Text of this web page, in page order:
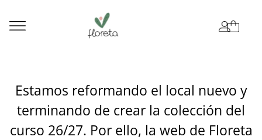
Estamos reformando el local nuevo y
terminando de crear la colección del
curso 26/27. Por ello, la web de Floreta